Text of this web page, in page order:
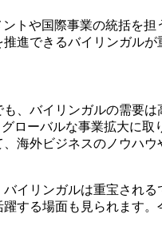
トや国際事業の統括を
進できるバイリンガルが
、バイリンガルの需要は
ローバルな事業拡大に
海外ビジネスのノウハ
イリンガルは重宝され
る場面も見られます